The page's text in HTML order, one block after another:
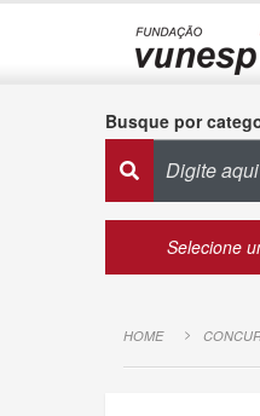
Busque por
Selecione
HOME